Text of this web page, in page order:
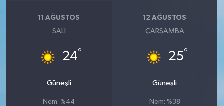
11 AĞUSTOS
SALI
24°
Güneşli
Nem: %44
12 AĞUSTOS
ÇARŞAMBA
25°
Güneşli
Nem: %38